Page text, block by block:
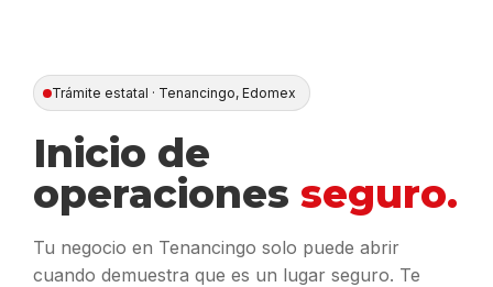
Trámite estatal · Tenancingo, Edomex
Inicio de
operaciones seguro.
Tu negocio en Tenancingo solo puede abrir
cuando demuestra que es un lugar seguro. Te